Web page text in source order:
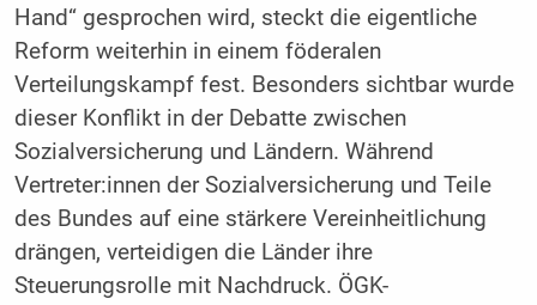
Hand“ gesprochen wird, steckt die eigentliche
Reform weiterhin in einem föderalen
Verteilungskampf fest. Besonders sichtbar wurde
dieser Konflikt in der Debatte zwischen
Sozialversicherung und Ländern. Während
Vertreter:innen der Sozialversicherung und Teile
des Bundes auf eine stärkere Vereinheitlichung
drängen, verteidigen die Länder ihre
Steuerungsrolle mit Nachdruck. ÖGK-